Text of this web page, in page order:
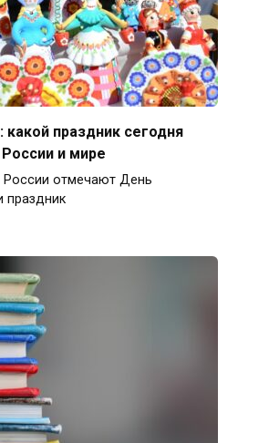
какой праздник сегодня
и мире
России отмечают День
праздник